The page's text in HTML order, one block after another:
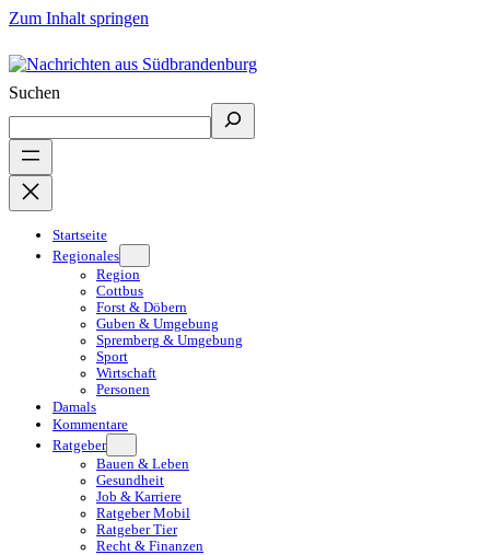
Zum Inhalt springen
Suchen
Startseite
Regionales
Region
Cottbus
Forst & Döbern
Guben & Umgebung
Spremberg & Umgebung
Sport
Wirtschaft
Personen
Damals
Kommentare
Ratgeber
Bauen & Leben
Gesundheit
Job & Karriere
Ratgeber Mobil
Ratgeber Tier
Recht & Finanzen